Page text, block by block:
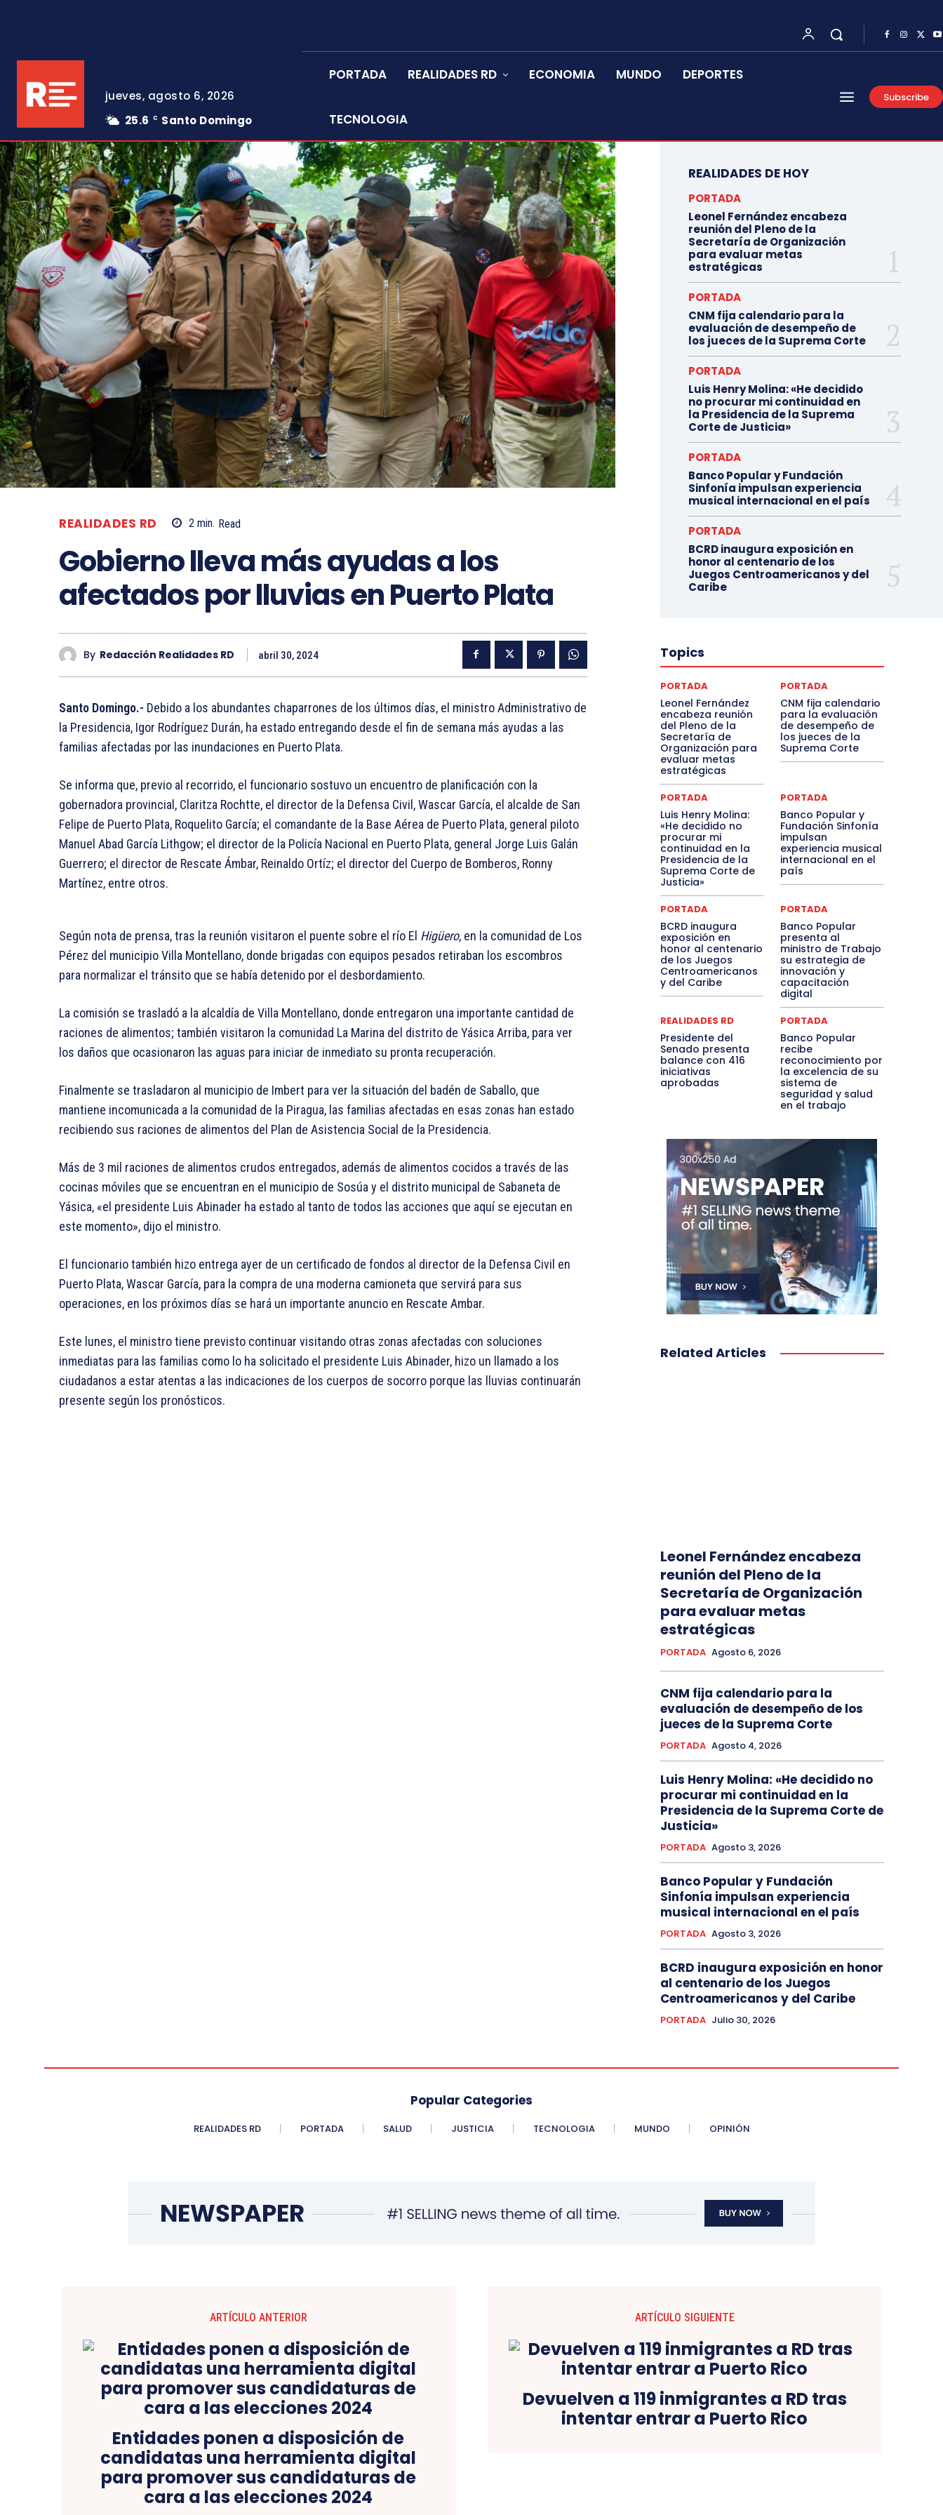
jueves, agosto 6, 2026
25.6
C Santo Domingo
PORTADA REALIDADES RD ECONOMIA MUNDO DEPORTES
TECNOLOGIA
Subscribe
REALIDADES RD 2 min. Read
Gobierno lleva más ayudas a los
afectados por lluvias en Puerto Plata
By Redacción Realidades RD abril 30, 2024
Santo Domingo.- Debido a los abundantes chaparrones de los últimos días, el ministro Administrativo de
la Presidencia, Igor Rodríguez Durán, ha estado entregando desde el fin de semana más ayudas a las
familias afectadas por las inundaciones en Puerto Plata.
Se informa que, previo al recorrido, el funcionario sostuvo un encuentro de planificación con la
gobernadora provincial, Claritza Rochtte, el director de la Defensa Civil, Wascar García, el alcalde de San
Felipe de Puerto Plata, Roquelito García; el comandante de la Base Aérea de Puerto Plata, general piloto
Manuel Abad García Lithgow; el director de la Policía Nacional en Puerto Plata, general Jorge Luis Galán
Guerrero; el director de Rescate Ámbar, Reinaldo Ortíz; el director del Cuerpo de Bomberos, Ronny
Martínez, entre otros.
Según nota de prensa, tras la reunión visitaron el puente sobre el río El Higüero, en la comunidad de Los
Pérez del municipio Villa Montellano, donde brigadas con equipos pesados retiraban los escombros
para normalizar el tránsito que se había detenido por el desbordamiento.
La comisión se trasladó a la alcaldía de Villa Montellano, donde entregaron una importante cantidad de
raciones de alimentos; también visitaron la comunidad La Marina del distrito de Yásica Arriba, para ver
los daños que ocasionaron las aguas para iniciar de inmediato su pronta recuperación.
Finalmente se trasladaron al municipio de Imbert para ver la situación del badén de Saballo, que
mantiene incomunicada a la comunidad de la Piragua, las familias afectadas en esas zonas han estado
recibiendo sus raciones de alimentos del Plan de Asistencia Social de la Presidencia.
Más de 3 mil raciones de alimentos crudos entregados, además de alimentos cocidos a través de las
cocinas móviles que se encuentran en el municipio de Sosúa y el distrito municipal de Sabaneta de
Yásica, «el presidente Luis Abinader ha estado al tanto de todos las acciones que aquí se ejecutan en
este momento», dijo el ministro.
El funcionario también hizo entrega ayer de un certificado de fondos al director de la Defensa Civil en
Puerto Plata, Wascar García, para la compra de una moderna camioneta que servirá para sus
operaciones, en los próximos días se hará un importante anuncio en Rescate Ambar.
Este lunes, el ministro tiene previsto continuar visitando otras zonas afectadas con soluciones
inmediatas para las familias como lo ha solicitado el presidente Luis Abinader, hizo un llamado a los
ciudadanos a estar atentas a las indicaciones de los cuerpos de socorro porque las lluvias continuarán
presente según los pronósticos.
REALIDADES DE HOY
PORTADA
Leonel Fernández encabeza
reunión del Pleno de la
Secretaría de Organización
para evaluar metas
estratégicas
PORTADA
CNM fija calendario para la
evaluación de desempeño de
los jueces de la Suprema Corte
PORTADA
Luis Henry Molina: «He decidido
no procurar mi continuidad en
la Presidencia de la Suprema
Corte de Justicia»
PORTADA
Banco Popular y Fundación
Sinfonía impulsan experiencia
musical internacional en el país
PORTADA
BCRD inaugura exposición en
honor al centenario de los
Juegos Centroamericanos y del
Caribe
Topics
PORTADA
Leonel Fernández
encabeza reunión
del Pleno de la
Secretaría de
Organización para
evaluar metas
estratégicas
PORTADA
CNM fija calendario
para la evaluación
de desempeño de
los jueces de la
Suprema Corte
PORTADA
Luis Henry Molina:
«He decidido no
procurar mi
continuidad en la
Presidencia de la
Suprema Corte de
Justicia»
PORTADA
Banco Popular y
Fundación Sinfonía
impulsan
experiencia musical
internacional en el
país
PORTADA
BCRD inaugura
exposición en
honor al centenario
de los Juegos
Centroamericanos
y del Caribe
PORTADA
Banco Popular
presenta al
ministro de Trabajo
su estrategia de
innovación y
capacitación
digital
REALIDADES RD
Presidente del
Senado presenta
balance con 416
iniciativas
aprobadas
PORTADA
Banco Popular
recibe
reconocimiento por
la excelencia de su
sistema de
seguridad y salud
en el trabajo
Related Articles
Leonel Fernández encabeza
reunión del Pleno de la
Secretaría de Organización
para evaluar metas
estratégicas
PORTADA Agosto 6, 2026
CNM fija calendario para la
evaluación de desempeño de los
jueces de la Suprema Corte
PORTADA Agosto 4, 2026
Luis Henry Molina: «He decidido no
procurar mi continuidad en la
Presidencia de la Suprema Corte de
Justicia»
PORTADA Agosto 3, 2026
Banco Popular y Fundación
Sinfonía impulsan experiencia
musical internacional en el país
PORTADA Agosto 3, 2026
BCRD inaugura exposición en honor
al centenario de los Juegos
Centroamericanos y del Caribe
PORTADA Julio 30, 2026
Popular Categories
REALIDADES RD PORTADA SALUD JUSTICIA TECNOLOGIA MUNDO OPINIÓN
ARTÍCULO ANTERIOR
Entidades ponen a disposición de
candidatas una herramienta digital
para promover sus candidaturas de
cara a las elecciones 2024
ARTÍCULO SIGUIENTE
Devuelven a 119 inmigrantes a RD tras
intentar entrar a Puerto Rico